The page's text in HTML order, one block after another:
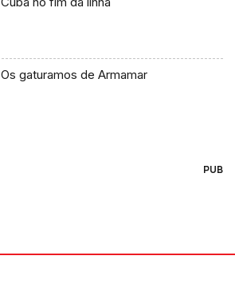
Os gaturamos de Armamar
PUB